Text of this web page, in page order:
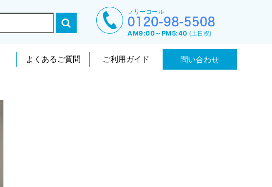
フリーコール
AM9:00～PM5:40 (土日祝)
よくあるご質問 ご利用ガイド 問い合わせ